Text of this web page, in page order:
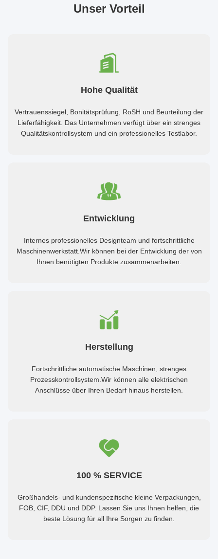
Unser Vorteil
Hohe Qualität
Vertrauenssiegel, Bonitätsprüfung, RoSH und Beurteilung der
Lieferfähigkeit. Das Unternehmen verfügt über ein strenges
Qualitätskontrollsystem und ein professionelles Testlabor.
Entwicklung
Internes professionelles Designteam und fortschrittliche
Maschinenwerkstatt.Wir können bei der Entwicklung der von
Ihnen benötigten Produkte zusammenarbeiten.
Herstellung
Fortschrittliche automatische Maschinen, strenges
Prozesskontrollsystem.Wir können alle elektrischen
Anschlüsse über Ihren Bedarf hinaus herstellen.
100 % SERVICE
Großhandels- und kundenspezifische kleine Verpackungen,
FOB, CIF, DDU und DDP. Lassen Sie uns Ihnen helfen, die
beste Lösung für all Ihre Sorgen zu finden.